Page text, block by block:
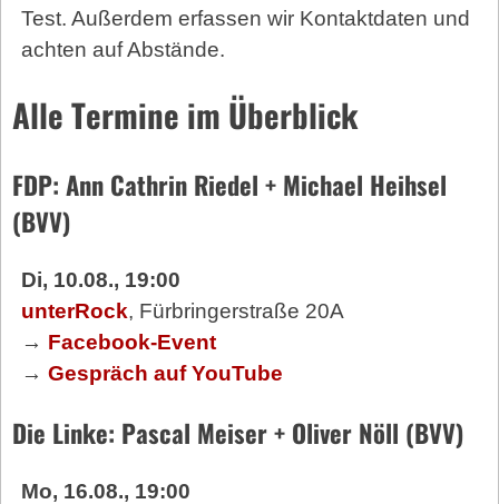
Test. Außerdem erfassen wir Kontaktdaten und
achten auf Abstände.
Alle Termine im Überblick
FDP: Ann Cathrin Riedel + Michael Heihsel
(BVV)
Di, 10.08., 19:00
unterRock, Fürbringerstraße 20A
→ Facebook-Event
→ Gespräch auf YouTube
Die Linke: Pascal Meiser + Oliver Nöll (BVV)
Mo, 16.08., 19:00